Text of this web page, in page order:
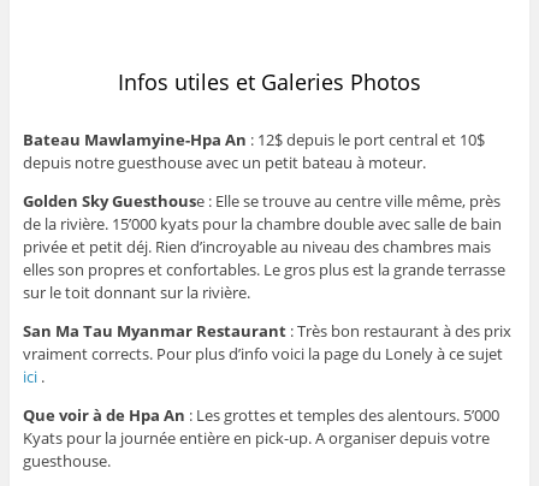
Infos utiles et Galeries Photos
Bateau Mawlamyine-Hpa An : 12$ depuis le port central et 10$
depuis notre guesthouse avec un petit bateau à moteur.
Golden Sky Guesthouse : Elle se trouve au centre ville même, près
de la rivière. 15’000 kyats pour la chambre double avec salle de bain
privée et petit déj. Rien d’incroyable au niveau des chambres mais
elles son propres et confortables. Le gros plus est la grande terrasse
sur le toit donnant sur la rivière.
San Ma Tau Myanmar Restaurant: Très bon restaurant à des prix
vraiment corrects. Pour plus d’info voici la page du Lonely à ce sujet
ici .
Que voir à de Hpa An : Les grottes et temples des alentours. 5’000
Kyats pour la journée entière en pick-up. A organiser depuis votre
guesthouse.